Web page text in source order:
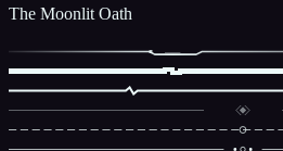
The Moonlit Oath